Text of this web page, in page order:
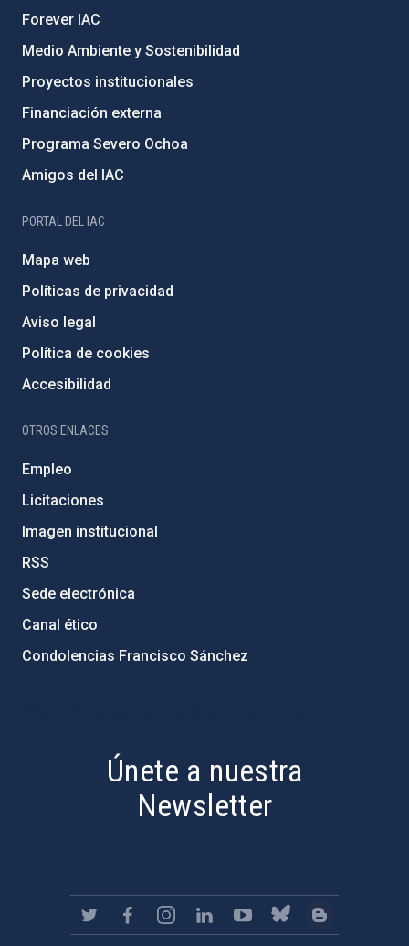
Forever IAC
Medio Ambiente y Sostenibilidad
Proyectos institucionales
Financiación externa
Programa Severo Ochoa
Amigos del IAC
PORTAL DEL IAC
Mapa web
Políticas de privacidad
Aviso legal
Política de cookies
Accesibilidad
OTROS ENLACES
Empleo
Licitaciones
Imagen institucional
RSS
Sede electrónica
Canal ético
Condolencias Francisco Sánchez
Únete a nuestra
Newsletter